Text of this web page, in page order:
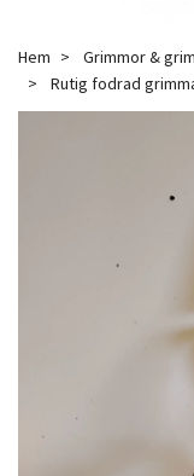
Hem Grimmor &
Rutig fodrad